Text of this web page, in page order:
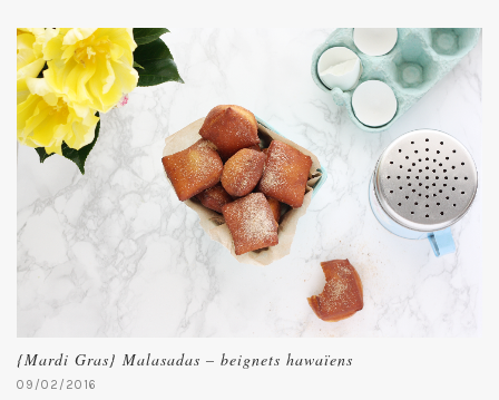
{Mardi Gras} Malasadas – beignets hawaïens
09/02/2016